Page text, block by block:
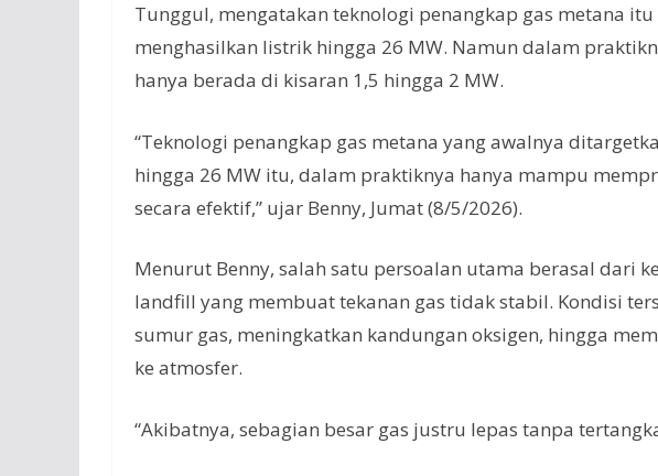
Tunggul, mengatakan teknologi penangkap gas metana
menghasilkan listrik hingga 26 MW. Namun dalam
hanya berada di kisaran 1,5 hingga 2 MW.
“Teknologi penangkap gas metana yang awalnya
hingga 26 MW itu, dalam praktiknya hanya mampu
secara efektif,” ujar Benny, Jumat (8/5/2026).
Menurut Benny, salah satu persoalan utama berasal dari
landfill yang membuat tekanan gas tidak stabil. Kondisi
sumur gas, meningkatkan kandungan oksigen, hingga
ke atmosfer.
“Akibatnya, sebagian besar gas justru lepas tanpa